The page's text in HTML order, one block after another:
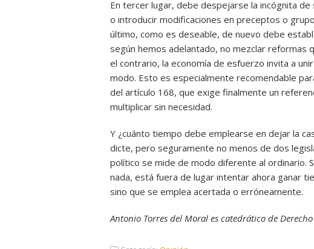
En tercer lugar, debe despejarse la incógnita
o introducir modificaciones en preceptos o
último, como es deseable, de nuevo debe
según hemos adelantado, no mezclar
el contrario, la economía de esfuerzo invita a
modo. Esto es especialmente recomendable
del artículo 168, que exige finalmente un
multiplicar sin necesidad.
Y ¿cuánto tiempo debe emplearse en dejar la
dicte, pero seguramente no menos de dos
político se mide de modo diferente al ordinario.
nada, está fuera de lugar intentar ahora ganar
sino que se emplea acertada o erróneamente.
Antonio Torres del Moral es catedrático de